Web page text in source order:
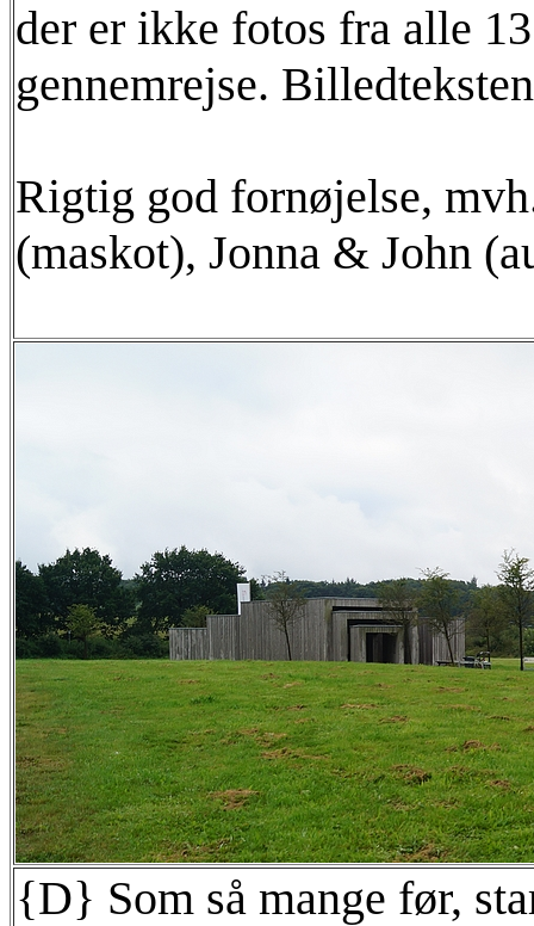
der er ikke fotos fra alle
gennemrejse.
Rigtig god fornøjelse,
(maskot), Jonna & John
{D} Som så mange før,